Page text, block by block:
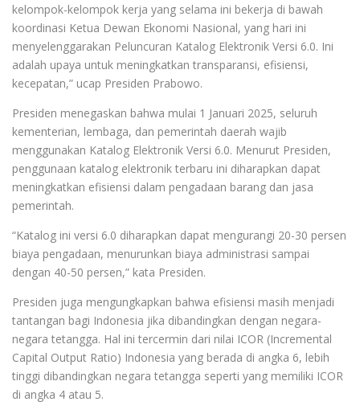
kelompok-kelompok kerja yang selama ini bekerja di bawah
koordinasi Ketua Dewan Ekonomi Nasional, yang hari ini
menyelenggarakan Peluncuran Katalog Elektronik Versi 6.0. Ini
adalah upaya untuk meningkatkan transparansi, efisiensi,
kecepatan,” ucap Presiden Prabowo.
Presiden menegaskan bahwa mulai 1 Januari 2025, seluruh
kementerian, lembaga, dan pemerintah daerah wajib
menggunakan Katalog Elektronik Versi 6.0. Menurut Presiden,
penggunaan katalog elektronik terbaru ini diharapkan dapat
meningkatkan efisiensi dalam pengadaan barang dan jasa
pemerintah.
“Katalog ini versi 6.0 diharapkan dapat mengurangi 20-30 persen
biaya pengadaan, menurunkan biaya administrasi sampai
dengan 40-50 persen,” kata Presiden.
Presiden juga mengungkapkan bahwa efisiensi masih menjadi
tantangan bagi Indonesia jika dibandingkan dengan negara-
negara tetangga. Hal ini tercermin dari nilai ICOR (Incremental
Capital Output Ratio) Indonesia yang berada di angka 6, lebih
tinggi dibandingkan negara tetangga seperti yang memiliki ICOR
di angka 4 atau 5.